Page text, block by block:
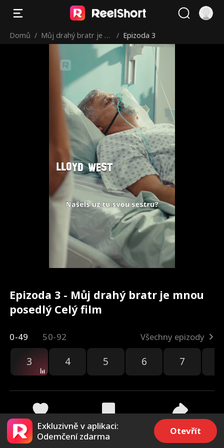
Domů / Můj drahý bratr je m
/ Epizoda 3
Epizoda 3 - Můj drahý bratr je mnou
posedlý Celý film
0-49 50-92 Všechny epizody
3 4 5 6 7
72 2k Sdílet
Exkluzivně v aplikaci:
Odemčení zdarma
Otevřít